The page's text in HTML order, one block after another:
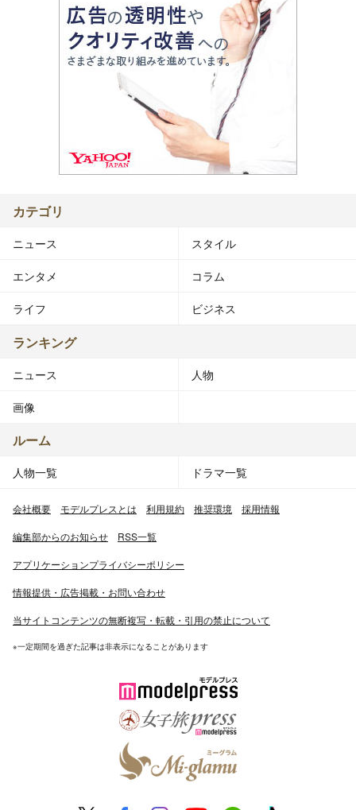
カテゴリ
ニュース スタイル
エンタメ コラム
ライフ ビジネス
ランキング
ニュース 人物
画像
ルーム
人物一覧 ドラマ一覧
会社概要 モデルプレスとは 利用規約 推奨環境 採用情報
編集部からのお知らせ RSS一覧
アプリケーションプライバシーポリシー
情報提供・広告掲載・お問い合わせ
当サイトコンテンツの無断複写・転載・引用の禁止について
※一定期間を過ぎた記事は非表示になることがあります